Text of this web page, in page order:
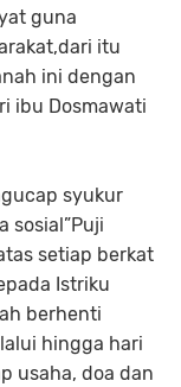
guna
itu
ini dengan
ibu Dosmawati
syukur
sosial”Puji
setiap berkat
Istriku
berhenti
hingga hari
usaha, doa dan